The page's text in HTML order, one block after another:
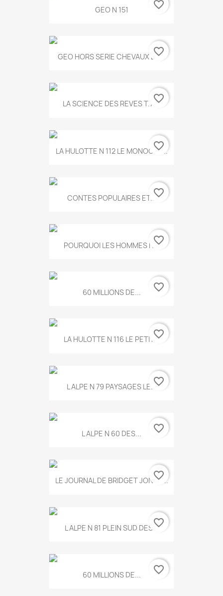
GEO N 151 favorite_border
GEO HORS SERIE CHEVAUX ET...
favorite_border
LA SCIENCE DES REVES T.787
favorite_border
LA HULOTTE N 112 LE MONOCLE...
favorite_border
CONTES POPULAIRES ET...favorite_border
POURQUOI LES HOMMES N...favorite_border
60 MILLIONS DE... favorite_border
LA HULOTTE N 116 LE PETIT...favorite_border
L ALPE N 79 PAYSAGES LE...favorite_border
L ALPE N 60 DES... favorite_border
LE JOURNAL DE BRIDGET JONES...
favorite_border
L ALPE N 81 PLEIN SUD DES...favorite_border
60 MILLIONS DE... favorite_border